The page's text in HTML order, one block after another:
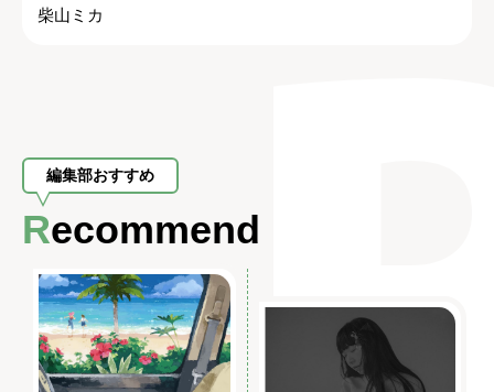
柴山ミカ
編集部おすすめ
Recommend